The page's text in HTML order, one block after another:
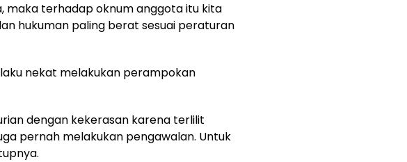
maka terhadap oknum anggota itu kita
hukuman paling berat sesuai peraturan
nekat melakukan perampokan
dengan kekerasan karena terlilit
pernah melakukan pengawalan. Untuk